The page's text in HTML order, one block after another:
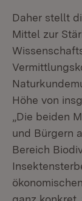
Daher stellt
Mittel zur
Höhe von
„Die beiden
und Bürgern
Bereich